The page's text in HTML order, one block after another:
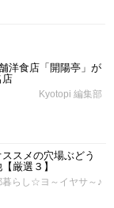
洋食店「開陽亭」が
店
Kyotopi 編集部
スメの穴場ぶどう
厳選３】
暮らし☆ヨ～イヤサ～♪